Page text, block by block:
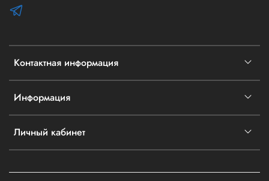
Контактная информация
Информация
Личный кабинет